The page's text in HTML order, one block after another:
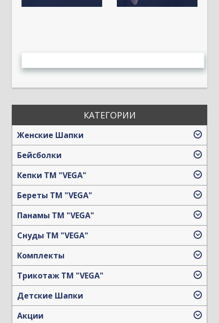
КАТЕГОРИИ
Женские Шапки
Бейсболки
Кепки TM "VEGA"
Береты TM "VEGA"
Панамы TM "VEGA"
Снуды ТМ "VEGA"
Комплекты
Трикотаж TM "VEGA"
Детские Шапки
Акции